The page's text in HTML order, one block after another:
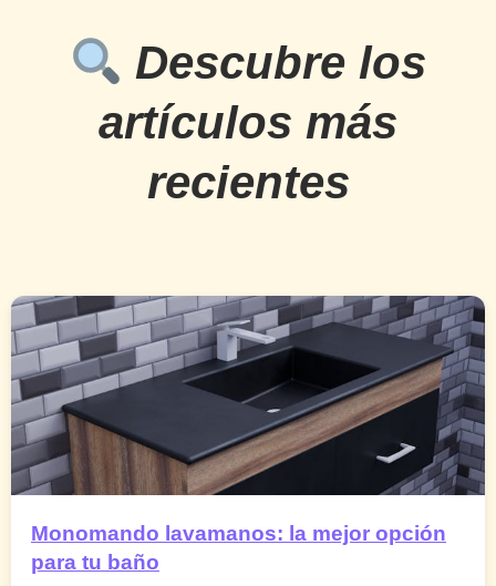
Descubre los
artículos más
recientes
Monomando lavamanos: la mejor opción
para tu baño